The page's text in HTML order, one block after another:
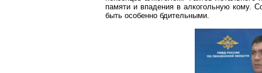
памяти и впадения в алкогольную кому.
быть особенно бдительными.